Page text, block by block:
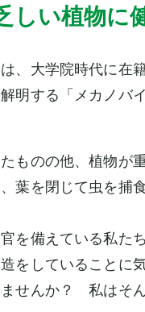
しい植物に
、大学院時代に在
明する「メカノバ
ものの他、植物が
葉を閉じて虫を捕
を備えている私た
をしていることに
せんか？ 私はそ